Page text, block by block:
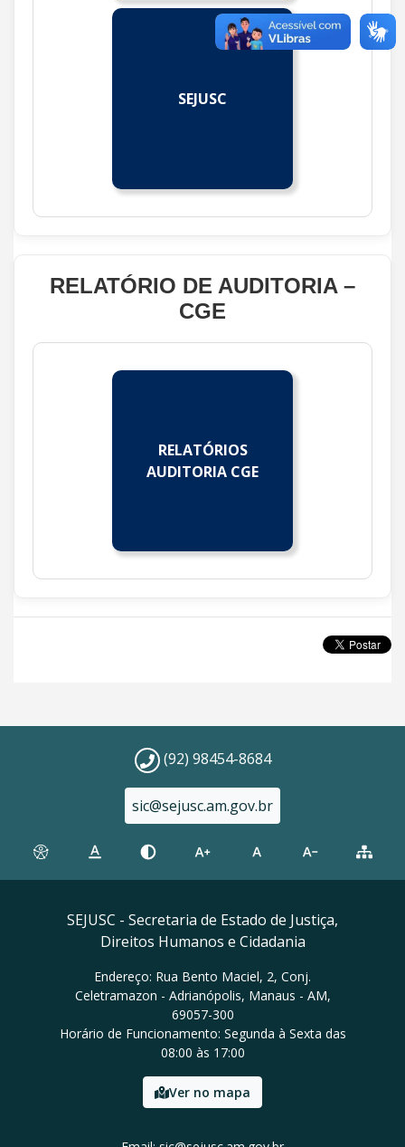
SEJUSC
RELATÓRIO DE AUDITORIA –
CGE
RELATÓRIOS
AUDITORIA CGE
(92) 98454-8684
sic@sejusc.am.gov.br
SEJUSC - Secretaria de Estado de Justiça,
Direitos Humanos e Cidadania
Endereço: Rua Bento Maciel, 2, Conj.
Celetramazon - Adrianópolis, Manaus - AM,
69057-300
Horário de Funcionamento: Segunda à Sexta das
08:00 às 17:00
Ver no mapa